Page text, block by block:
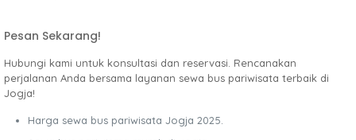
Pesan Sekarang!
Hubungi kami untuk konsultasi dan reservasi. Rencanakan
perjalanan Anda bersama layanan sewa bus pariwisata terbaik di
Jogja!
Harga sewa bus pariwisata Jogja 2025.